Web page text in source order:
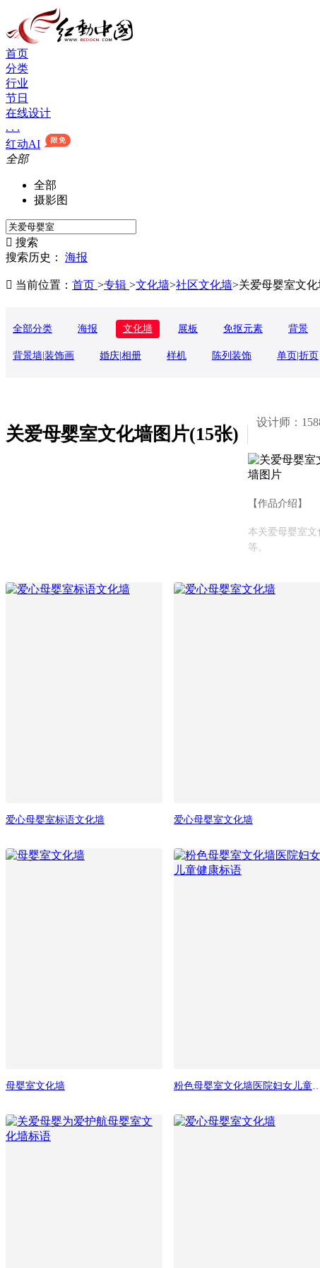
首页
分类
行业
节日
在线设计
. . .
红动AI
全部
全部
摄影图
 搜索
搜索历史：
海报
 当前位置： 首页 >专辑 >文化墙>社区文化墙>关爱母婴室文
全部分类 海报 文化墙 展板 免抠元素 背景
背景墙|装饰画 婚庆|相册 样机 陈列装饰 单页|折页
关爱母婴室文化墙图片(15张)
设计师：
【作品介绍】
本关爱母婴室
等。
爱心母婴室标语文化墙 爱心母婴室文化墙
母婴室文化墙 粉色母婴室文化墙医院妇